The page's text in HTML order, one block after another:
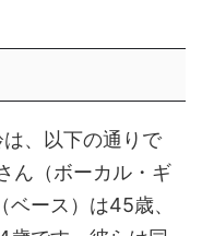
、以下の通りで
ん（ボーカル・ギ
ース）は45歳、